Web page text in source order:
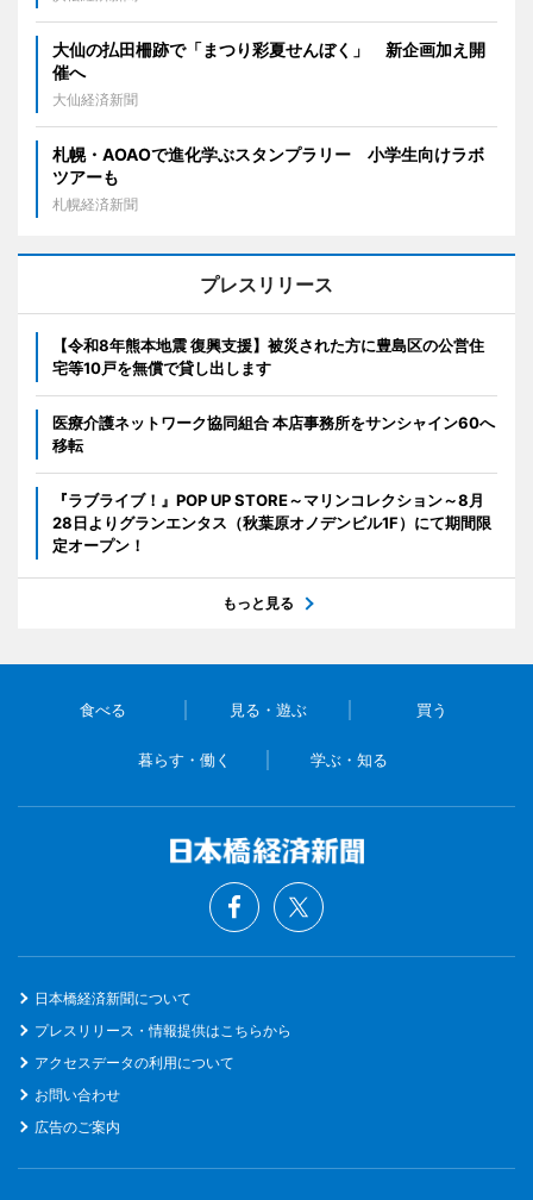
大仙の払田柵跡で「まつり彩夏せんぼく」 新企画加え開
催へ
大仙経済新聞
札幌・AOAOで進化学ぶスタンプラリー 小学生向けラボ
ツアーも
札幌経済新聞
プレスリリース
【令和8年熊本地震 復興支援】被災された方に豊島区の公営住
宅等10戸を無償で貸し出します
医療介護ネットワーク協同組合 本店事務所をサンシャイン60へ
移転
『ラブライブ！』POP UP STORE～マリンコレクション～8月
28日よりグランエンタス（秋葉原オノデンビル1F）にて期間限
定オープン！
もっと見る
食べる 見る・遊ぶ 買う
暮らす・働く 学ぶ・知る
日本橋経済新聞について
プレスリリース・情報提供はこちらから
アクセスデータの利用について
お問い合わせ
広告のご案内